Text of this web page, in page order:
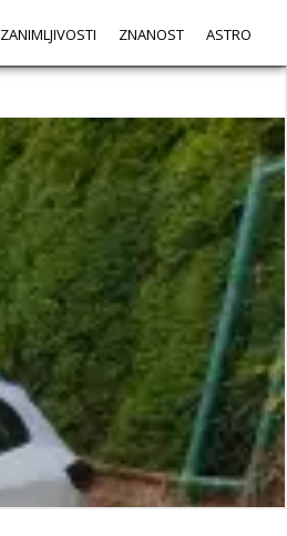
ZANIMLJIVOSTI ZNANOST ASTRO